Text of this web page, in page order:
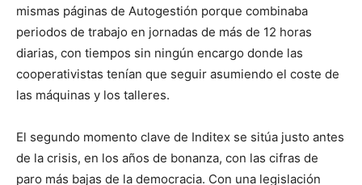
mismas páginas de Autogestión porque combinaba
periodos de trabajo en jornadas de más de 12 horas
diarias, con tiempos sin ningún encargo donde las
cooperativistas tenían que seguir asumiendo el coste de
las máquinas y los talleres.
El segundo momento clave de Inditex se sitúa justo antes
de la crisis, en los años de bonanza, con las cifras de
paro más bajas de la democracia. Con una legislación